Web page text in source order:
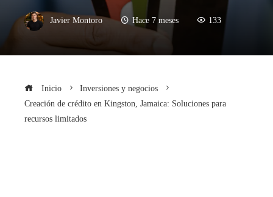
Javier Montoro Hace 7 meses 133
Inicio
Inversiones y negocios
Creación de crédito en Kingston, Jamaica: Soluciones para
recursos limitados